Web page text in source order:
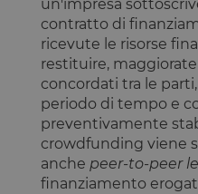
un'impresa
contratto di
ricevute le risorse
restituire,
concordati tra le
periodo di tempo e
preventivamente
crowdfunding viene
anche peer-to-peer
finanziamento